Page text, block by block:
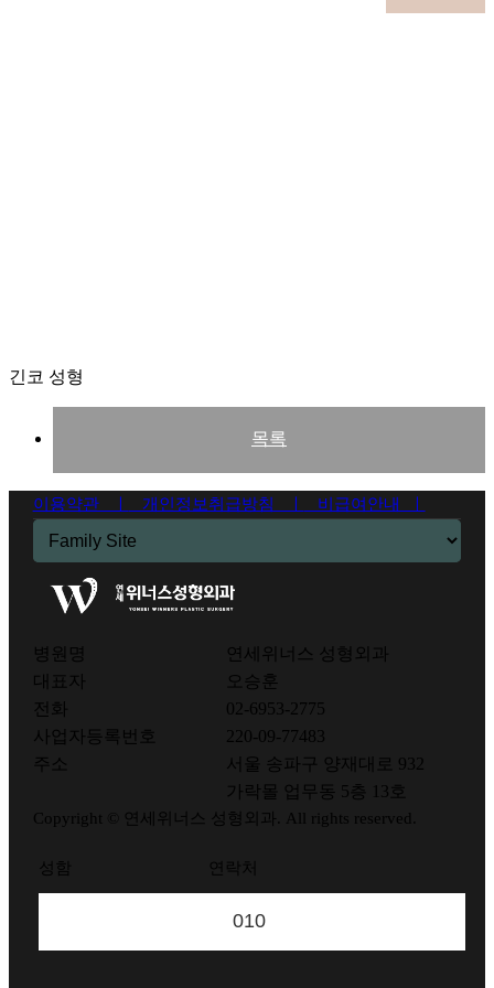
긴코 성형
목록
이용약관 ㅣ 개인정보취급방침 ㅣ 비급여안내 ㅣ
병원명
연세위너스 성형외과
대표자
오승훈
전화
02-6953-2775
사업자등록번호
220-09-77483
주소
서울 송파구 양재대로 932
가락몰 업무동 5층 13호
Copyright © 연세위너스 성형외과. All rights reserved.
성함 연락처